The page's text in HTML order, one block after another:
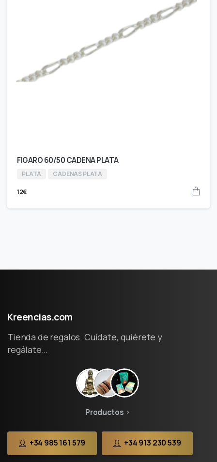
FIGARO 60/50 CADENA PLATA
PLATA CADENAS PLATA
12€
Kreencias.com
Tienda de regalos. Cuídate, quiérete y
regálate…
Productos
+34 985 161 579 +34 913 230 539